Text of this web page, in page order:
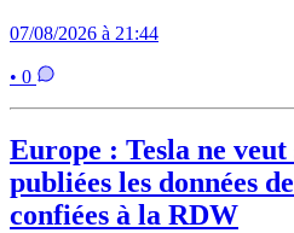
07/08/2026 à 21:44
• 0
Europe : Tesla ne
publiées les données
confiées à la RDW